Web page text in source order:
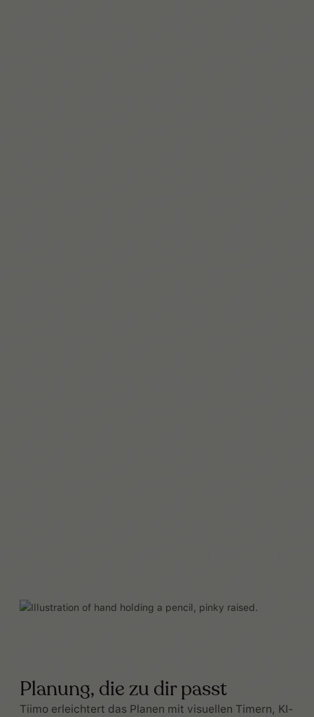
Planung, die zu dir passt
Tiimo erleichtert das Planen mit visuellen Timern, KI-